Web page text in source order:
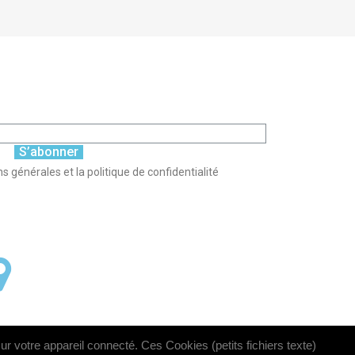
S’abonner
générales et la politique de confidentialité
votre appareil connecté. Ces Cookies (petits fichiers texte)